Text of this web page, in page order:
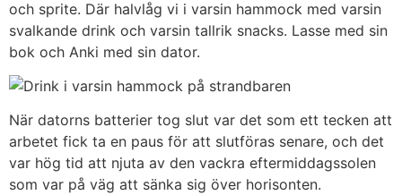
och sprite. Där halvlåg vi i varsin hammock med varsin
svalkande drink och varsin tallrik snacks. Lasse med sin
bok och Anki med sin dator.
När datorns batterier tog slut var det som ett tecken att
arbetet fick ta en paus för att slutföras senare, och det
var hög tid att njuta av den vackra eftermiddagssolen
som var på väg att sänka sig över horisonten.